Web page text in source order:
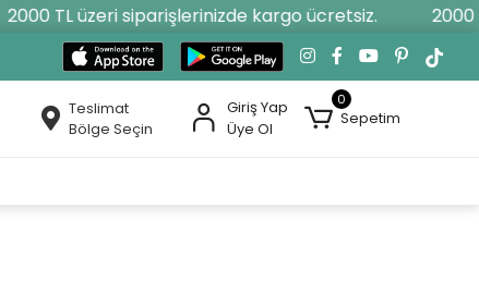
2000 TL üzeri siparişlerinizde kargo ücretsiz. 2000
Teslimat
Bölge Seçin
Giriş Yap
Üye Ol
0
Sepetim